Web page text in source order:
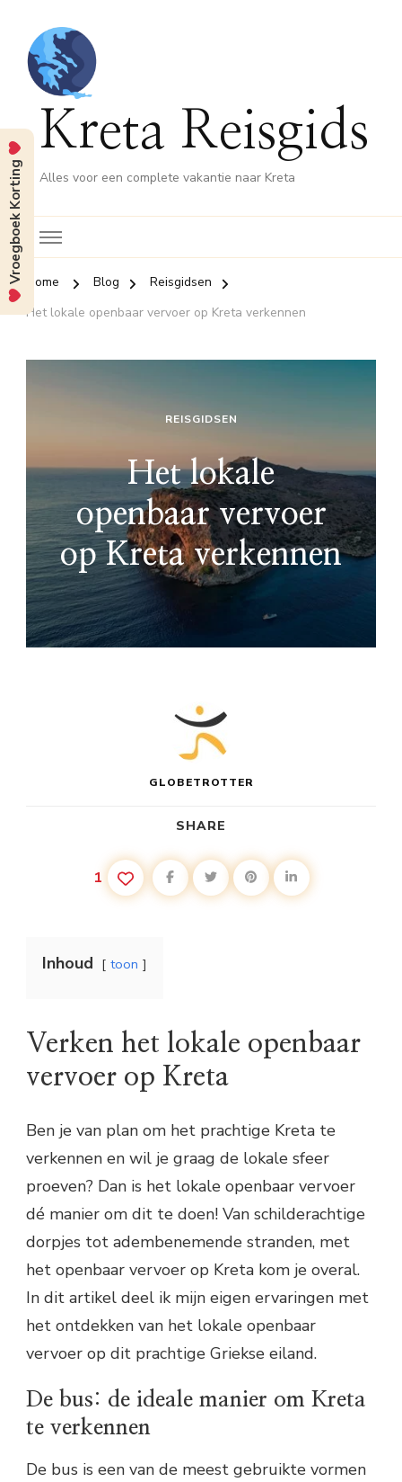
Kreta Reisgids
Alles voor een complete vakantie naar Kreta
Home Blog
Reisgidsen
Het lokale openbaar vervoer op Kreta verkennen
REISGIDSEN
Het lokale
openbaar vervoer
op Kreta verkennen
GLOBETROTTER
SHARE
1
Inhoud toon
Verken het lokale openbaar
vervoer op Kreta
Ben je van plan om het prachtige Kreta te
verkennen en wil je graag de lokale sfeer
proeven? Dan is het lokale openbaar vervoer
dé manier om dit te doen! Van schilderachtige
dorpjes tot adembenemende stranden, met
het openbaar vervoer op Kreta kom je overal.
In dit artikel deel ik mijn eigen ervaringen met
het ontdekken van het lokale openbaar
vervoer op dit prachtige Griekse eiland.
De bus: de ideale manier om Kreta
te verkennen
De bus is een van de meest gebruikte vormen
Vroegboek Korting